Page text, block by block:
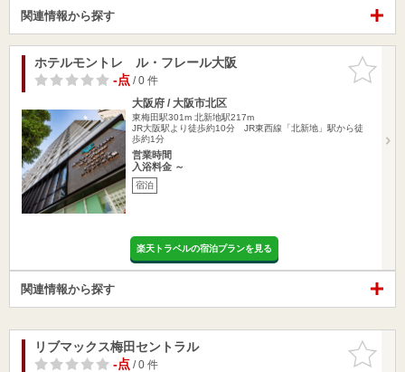
関連情報から探す
お気に入
りに追加
ホテルモントレ ル・フレール大阪
-点/ 0 件
大阪府 / 大阪市北区
東梅田駅301m 北新地駅217m
JR大阪駅より徒歩約10分 JR東西線「北新地」駅から徒
歩約1分
営業時間
入浴料金 ～
宿泊
楽天トラベルの宿泊プランを見る
関連情報から探す
お気に入
りに追加
リブマックス梅田セントラル
-点/ 0 件